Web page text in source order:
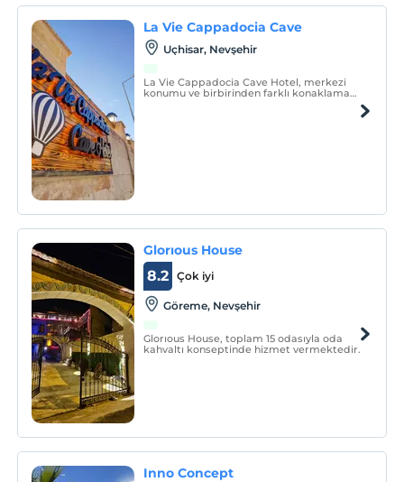
La Vie Cappadocia Cave
Uçhisar, Nevşehir
La Vie Cappadocia Cave Hotel, merkezi
konumu ve birbirinden farklı konaklama
Glorıous House
Çok iyi
8.2
Göreme, Nevşehir
Glorıous House, toplam 15 odasıyla oda
kahvaltı konseptinde hizmet vermektedir.
Inno Concept